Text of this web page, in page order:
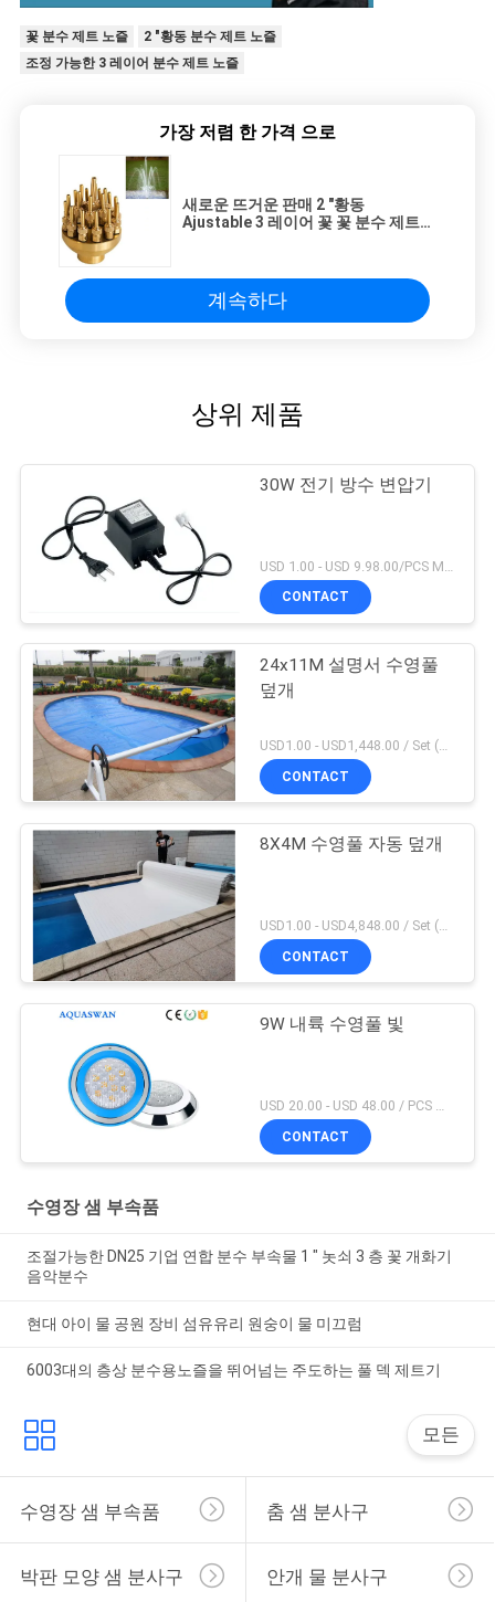
꽃 분수 제트 노즐
2 "황동 분수 제트 노즐
조정 가능한 3 레이어 분수 제트 노즐
가장 저렴 한 가격 으로
새로운 뜨거운 판매 2 "황동
Ajustable 3 레이어 꽃 꽃 분수 제트
계속하다
상위 제품
30W 전기 방수 변압기
CONTACT
24x11M 설명서 수영풀
덮개
USD1.00 - USD1,448.00 / Set (3 Cover With 3 Roller), Only Cover USD1.50 - USD3.50 / Square Meter MOQ:1 PC
CONTACT
8X4M 수영풀 자동 덮개
USD1.00 - USD4,848.00 / Set (Cover With Roller), Only Cover USD28.00 - USD40.00 / Square Meter MOQ:1 PC
CONTACT
9W 내륙 수영풀 빛
CONTACT
수영장 샘 부속품
조절가능한 DN25 기업 연합 분수 부속물 1 " 놋쇠 3 층 꽃 개화기
음악분수
현대 아이 물 공원 장비 섬유유리 원숭이 물 미끄럼
6003대의 층상 분수용노즐을 뛰어넘는 주도하는 풀 덱 제트기
모든
수영장 샘 부속품 춤 샘 분사구
박판 모양 샘 분사구 안개 물 분사구